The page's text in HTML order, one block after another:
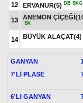
12
ERVANUR(5) DB SKG
13 ANEMON
SK
14 BÜYÜK ALAÇAT(4)
GANYAN
7'Lİ PLASE
6'LI GANYAN